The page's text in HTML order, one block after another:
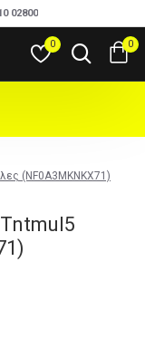
02800
0 0
(NF0A3MKNKX71)